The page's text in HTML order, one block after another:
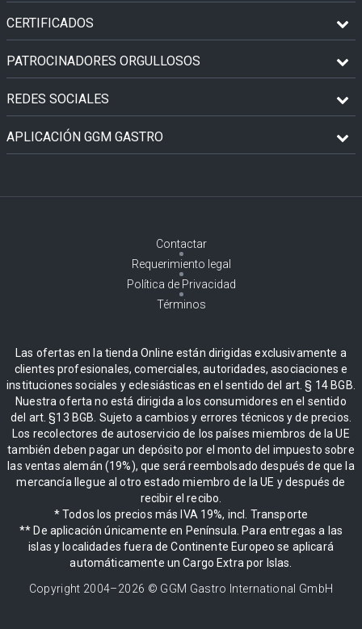
CERTIFICADOS
PATROCINADORES ORGULLOSOS
REDES SOCIALES
APLICACIÓN GGM GASTRO
Contactar
Requerimiento legal
Política de Privacidad
Términos
Las ofertas en la tienda Online están dirigidas exclusivamente a
clientes profesionales, comerciales, autoridades, asociaciones e
instituciones sociales y eclesiásticas en el sentido del art. § 14 BGB.
Nuestra oferta no está dirigida a los consumidores en el sentido
del art. §13 BGB. Sujeto a cambios y errores técnicos y de precios.
Los recolectores de autoservicio de los países miembros de la UE
también deben pagar un depósito por el monto del impuesto sobre
las ventas alemán (19%), que será reembolsado después de que la
mercancía llegue al otro estado miembro de la UE y después de
recibir el recibo.
* Todos los precios más IVA 19%, incl. Transporte
** De aplicación únicamente en Península. Para entregas a las
islas y localidades fuera de Continente Europeo se aplicará
automáticamente un Cargo Extra por Islas.
Copyright 2004–2026 © GGM Gastro International GmbH